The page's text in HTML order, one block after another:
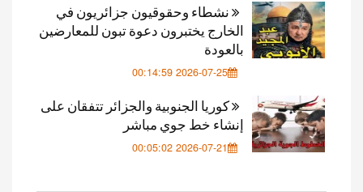
نشطاء وحقوقيون جزائريون في
الخارج يختبرون دعوة تبون للمعارضين
بالعودة
2026-07-25 00:14:59
كوريا الجنوبية والجزائر تتفقان على
إنشاء خط جوي مباشر
2026-07-21 00:05:02